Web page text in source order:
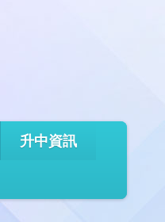
升中資訊